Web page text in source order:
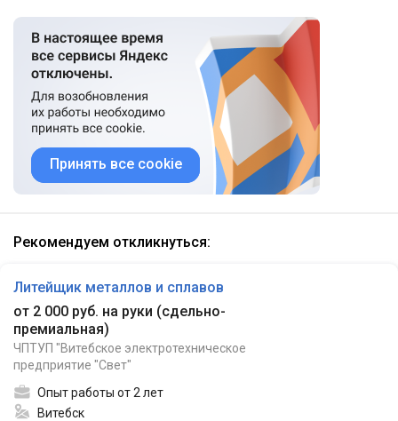
Принять все cookie
Рекомендуем откликнуться:
Литейщик металлов и сплавов
от 2 000 руб. на руки (сдельно-
премиальная)
ЧПТУП "Витебское электротехническое
предприятие "Свет"
Опыт работы от 2 лет
Витебск